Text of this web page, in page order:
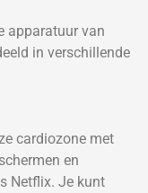
apparatuur van
in verschillende
cardiozone met
en
Netflix. Je kunt